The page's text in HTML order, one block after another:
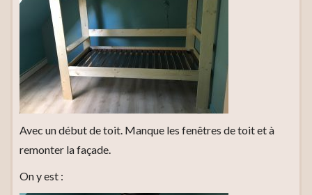
Avec un début de toit. Manque les fenêtres de toit et à
remonter la façade.
On y est :